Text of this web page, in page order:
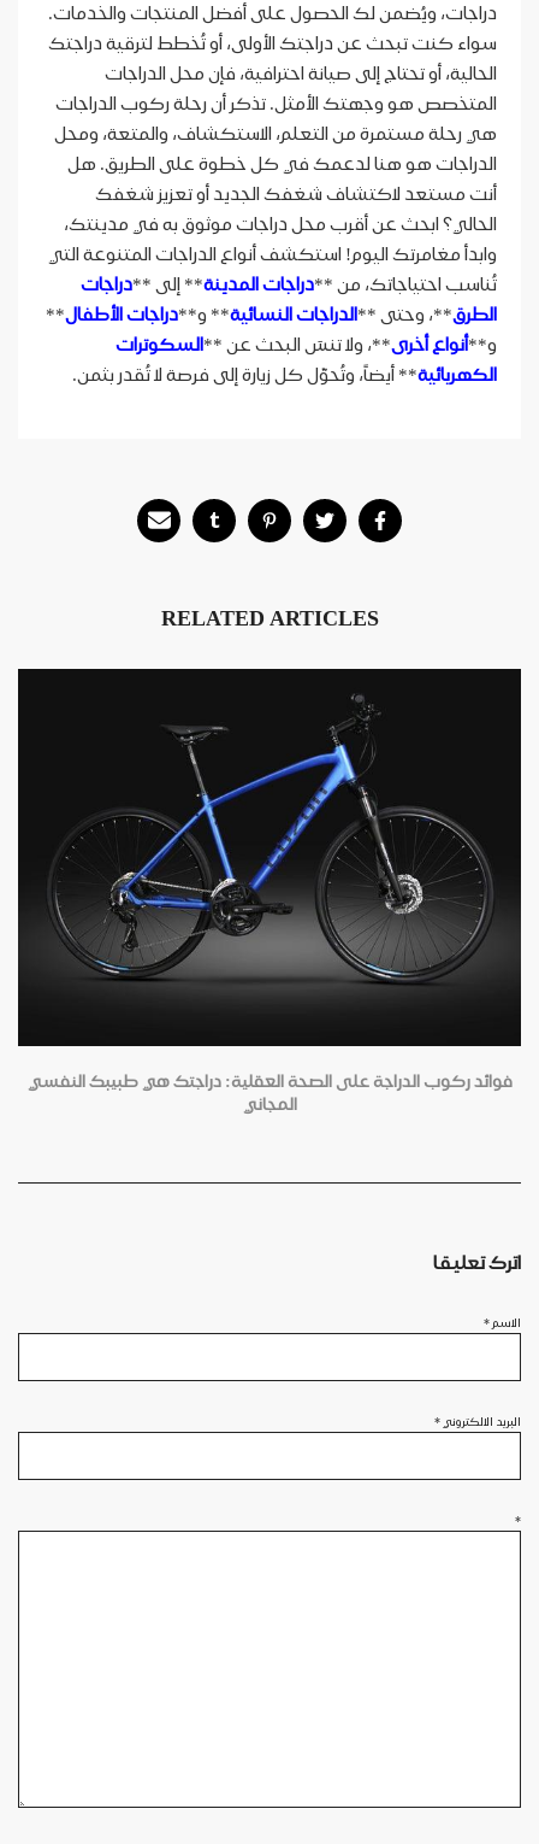
دراجات، ويُضمن لك الحصول على أفضل المنتجات والخدمات.
سواء كنت تبحث عن دراجتك الأولى، أو تُخطط لترقية دراجتك
الحالية، أو تحتاج إلى صيانة احترافية، فإن محل الدراجات
المتخصص هو وجهتك الأمثل. تذكر أن رحلة ركوب الدراجات
هي رحلة مستمرة من التعلم، الاستكشاف، والمتعة، ومحل
الدراجات هو هنا لدعمك في كل خطوة على الطريق. هل
أنت مستعد لاكتشاف شغفك الجديد أو تعزيز شغفك
الحالي؟ ابحث عن أقرب محل دراجات موثوق به في مدينتك،
وابدأ مغامرتك اليوم! استكشف أنواع الدراجات المتنوعة التي
تُناسب احتياجاتك، من **دراجات المدينة** إلى **دراجات
الطرق**، وحتى **الدراجات النسائية** و**دراجات الأطفال**
و**أنواع أخرى**، ولا تنسَ البحث عن **السكوترات
الكهربائية** أيضاً، وتُحوّل كل زيارة إلى فرصة لا تُقدر بثمن.
RELATED ARTICLES
فوائد ركوب الدراجة على الصحة العقلية: دراجتك هي طبيبك النفسي
المجاني
اترك تعليقا
الاسم *
البريد الالكتروني *
*